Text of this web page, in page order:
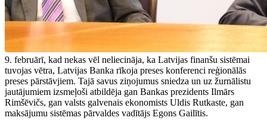
9. februārī, kad nekas vēl neliecināja, ka Latvijas finanšu sistēmai
tuvojas vētra, Latvijas Banka rīkoja preses konferenci reģionālās
preses pārstāvjiem. Tajā savus ziņojumus sniedza un uz žurnālistu
jautājumiem izsmeļoši atbildēja gan Bankas prezidents Ilmārs
Rimšēvičs, gan valsts galvenais ekonomists Uldis Rutkaste, gan
maksājumu sistēmas pārvaldes vadītājs Egons Gailītis.